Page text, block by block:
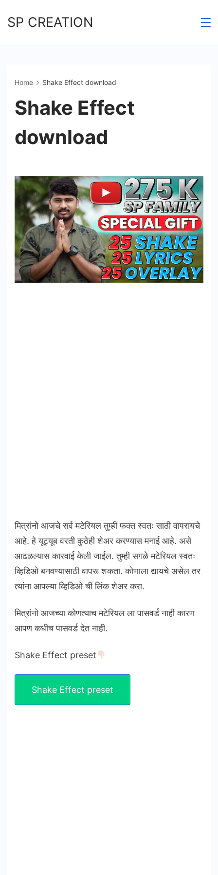
toSP CREATION
Home Shake Effect download
Shake Effect
download
मित्रांनो आजचे सर्व मटेरियल तुम्ही फक्त स्वतः साठी वापरायचे
आहे. हे यूट्यूब वरती कुठेही शेअर करण्यास मनाई आहे. असे
आढळल्यास कारवाई केली जाईल. तुम्ही सगळे मटेरियल स्वतः
व्हिडिओ बनवण्यासाठी वापरू शकता. कोणाला द्यायचे असेल तर
त्यांना आपल्या व्हिडिओ ची लिंक शेअर करा.
मित्रांनो आजच्या कोणत्याच मटेरियल ला पासवर्ड नाही कारण
आपण कधीच पासवर्ड देत नाही.
Shake Effect preset
Shake Effect preset